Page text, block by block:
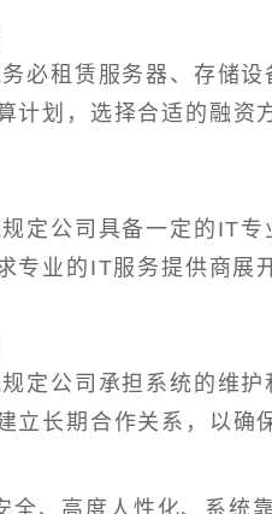
必租赁服务器、存储
计划，选择合适的融资
定公司具备一定的IT
专业的IT服务提供商展
定公司承担系统的维
立长期合作关系，以确